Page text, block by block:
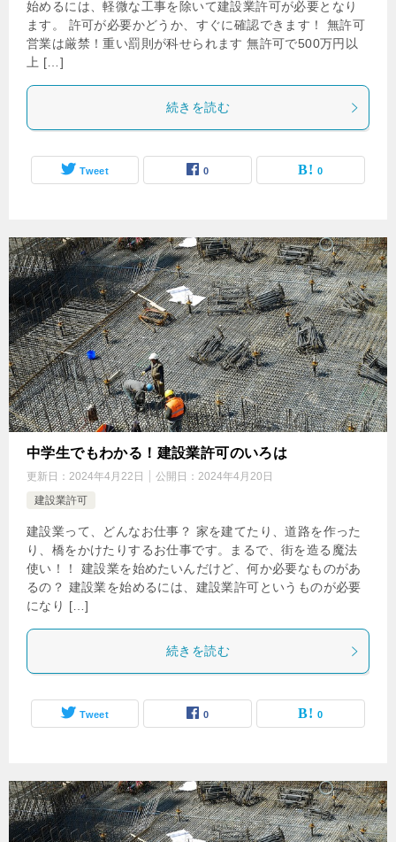
始めるには、軽微な工事を除いて建設業許可が必要となり
ます。 許可が必要かどうか、すぐに確認できます！ 無許可
営業は厳禁！重い罰則が科せられます 無許可で500万円以
上 […]
続きを読む
Tweet 0 0
中学生でもわかる！建設業許可のいろは
更新日： 2024年4月22日 公開日： 2024年4月20日
建設業許可
建設業って、どんなお仕事？ 家を建てたり、道路を作った
り、橋をかけたりするお仕事です。まるで、街を造る魔法
使い！！ 建設業を始めたいんだけど、何か必要なものがあ
るの？ 建設業を始めるには、建設業許可というものが必要
になり […]
続きを読む
Tweet 0 0